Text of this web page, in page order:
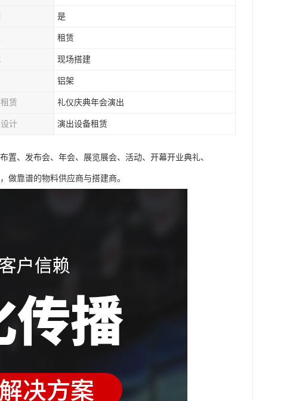
是
租赁
现场搭建
铝架
赁 礼仪庆典年会演出
计 演出设备租赁
、发布会、年会、展览展会、活动、开幕开业典礼、
做靠谱的物料供应商与搭建商。